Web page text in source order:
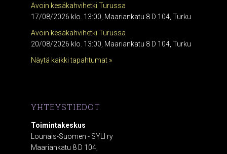
Avoin kesäkahvihetki Turussa
17/08/2026 klo. 13:00, Maariankatu 8 D 104, Turku
Avoin kesäkahvihetki Turussa
20/08/2026 klo. 13:00, Maariankatu 8 D 104, Turku
Näytä kaikki tapahtumat »
YHTEYSTIEDOT
Toimintakeskus
Lounais-Suomen - SYLI ry
Maariankatu 8 D 104,